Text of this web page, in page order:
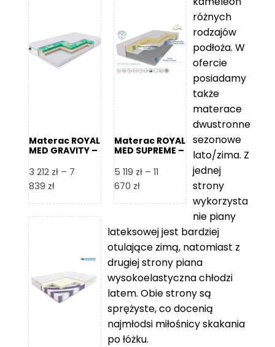
8
739 zł
6
044 zł
Materac ROYAL
MED GRAVITY –
3 212 zł – 7
839 złZakres
od
839 zł
Materac ROYAL
MED SUPREME –
5 119 zł – 11
670 złZakres
5
119 zł
do
670 zł
różnych
rodzajów
podłoża. W
ofercie
posiadamy
także
materace
dwustronne
sezonowe
lato/zima. Z
jednej
strony
wykorzysta
nie piany
lateksowej jest bardziej
otulające zimą, natomiast z
drugiej strony piana
wysokoelastyczna chłodzi
latem. Obie strony są
sprężyste, co docenią
najmłodsi miłośnicy skakania
po łóżku.